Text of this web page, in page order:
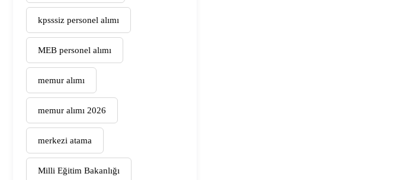
kpsssiz personel alımı
MEB personel alımı
memur alımı
memur alımı 2026
merkezi atama
Milli Eğitim Bakanlığı